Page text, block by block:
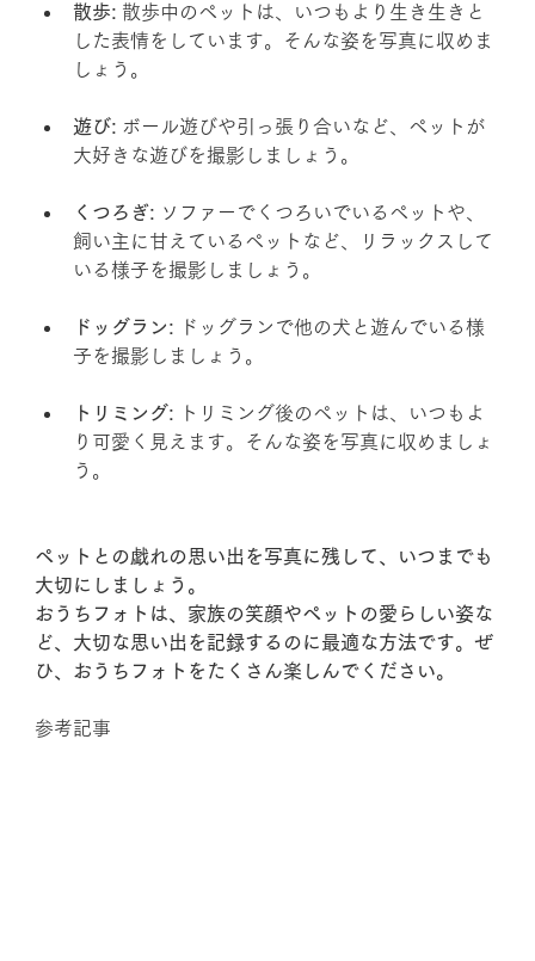
散歩: 散歩中のペットは、いつもより生き生きと
した表情をしています。そんな姿を写真に収めま
しょう。
遊び: ボール遊びや引っ張り合いなど、ペットが
大好きな遊びを撮影しましょう。
くつろぎ: ソファーでくつろいでいるペットや、
飼い主に甘えているペットなど、リラックスして
いる様子を撮影しましょう。
ドッグラン: ドッグランで他の犬と遊んでいる様
子を撮影しましょう。
トリミング: トリミング後のペットは、いつもよ
り可愛く見えます。そんな姿を写真に収めましょ
う。
ペットとの戯れの思い出を写真に残して、いつまでも
大切にしましょう。
おうちフォトは、家族の笑顔やペットの愛らしい姿な
ど、大切な思い出を記録するのに最適な方法です。ぜ
ひ、おうちフォトをたくさん楽しんでください。
参考記事